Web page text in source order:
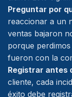
Preguntar por
reaccionar a un
ventas bajaron
porque
fueron con la
Registrar antes
cliente, cada
éxito debe